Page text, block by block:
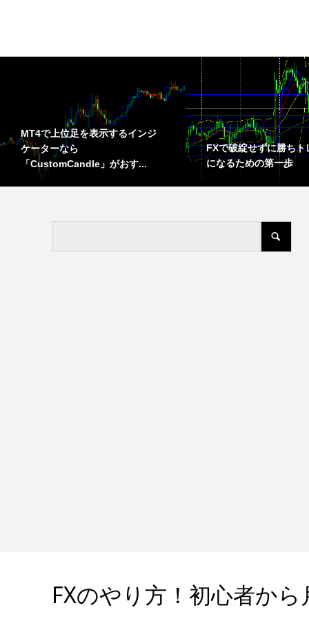
MT4で上位足を表示するインジ
ケーターなら
「CustomCandle」がおす...
FXで破綻せずに勝ちト
になるための第一歩
FXのやり方！初心者か